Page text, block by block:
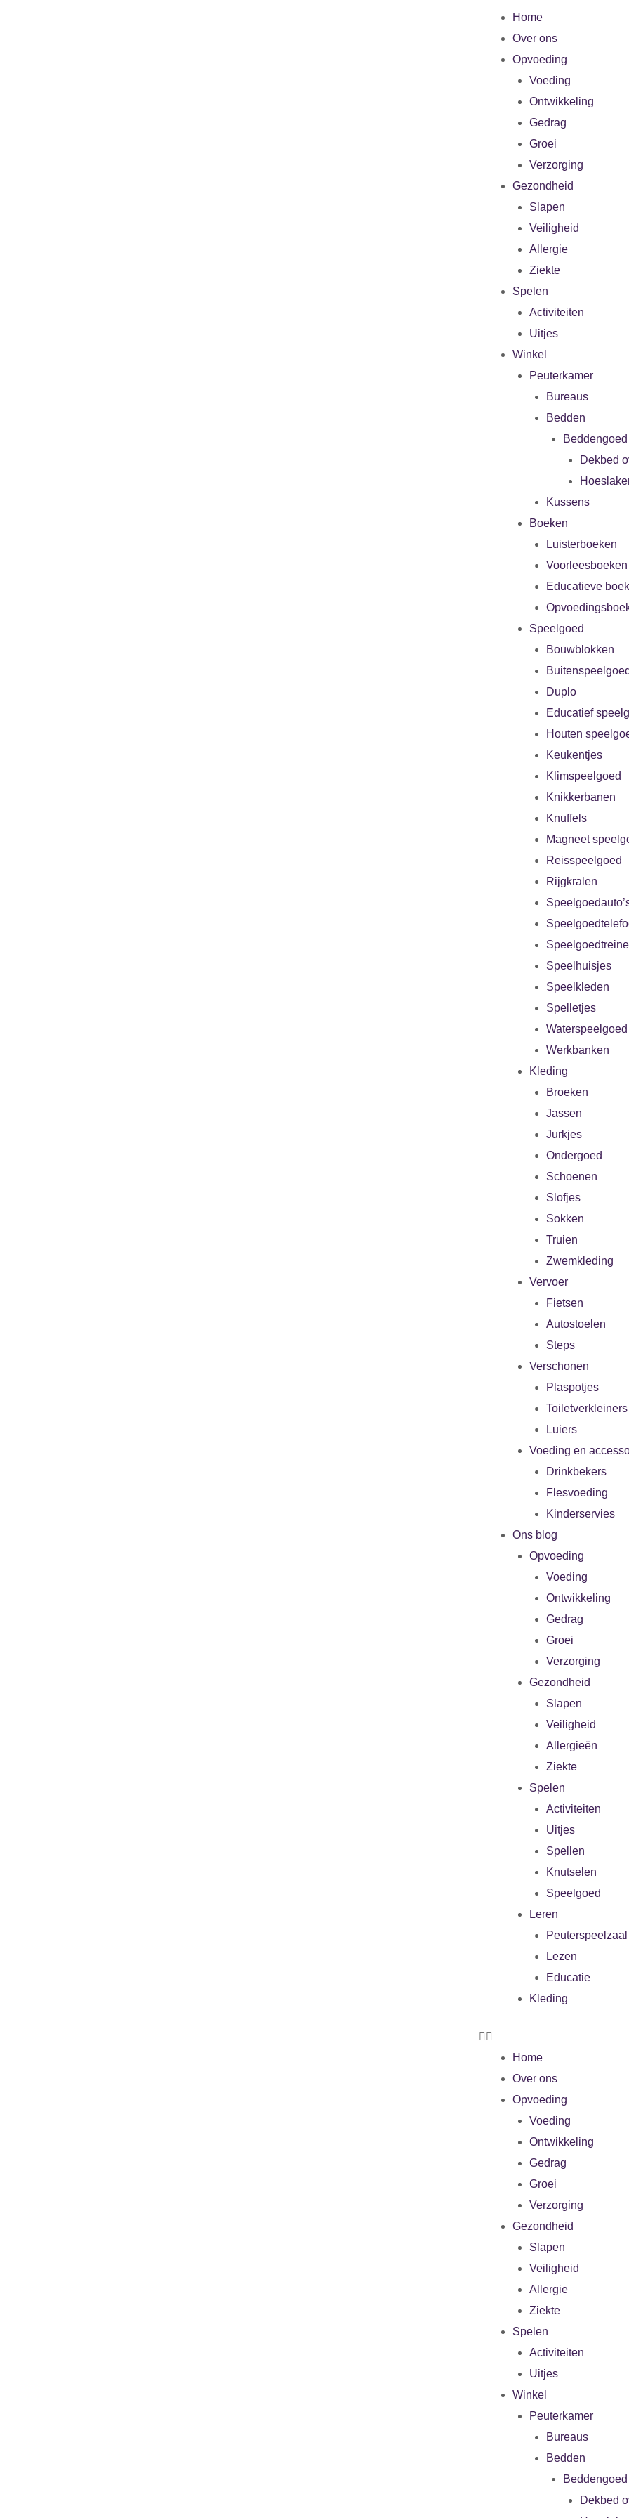
Home
Over ons
Opvoeding
Voeding
Ontwikkeling
Gedrag
Groei
Verzorging
Gezondheid
Slapen
Veiligheid
Allergie
Ziekte
Spelen
Activiteiten
Uitjes
Winkel
Peuterkamer
Bureaus
Bedden
Beddengoed
Dekbed
Kussens
Boeken
Luisterboeken
Voorleesboeken
Educatieve
Speelgoed
Bouwblokken
Duplo
Educatief
Houten
Keukentjes
Klimspeelgoed
Knikkerbanen
Knuffels
Magneet
Reisspeelgoed
Rijgkralen
Speelhuisjes
Speelkleden
Spelletjes
Waterspeelgoed
Werkbanken
Kleding
Broeken
Jassen
Jurkjes
Ondergoed
Schoenen
Slofjes
Sokken
Truien
Zwemkleding
Vervoer
Fietsen
Autostoelen
Steps
Verschonen
Plaspotjes
Toiletverkleiners
Luiers
Voeding en
Drinkbekers
Flesvoeding
Kinderservies
Ons blog
Opvoeding
Voeding
Ontwikkeling
Gedrag
Groei
Verzorging
Gezondheid
Slapen
Veiligheid
Allergieën
Ziekte
Spelen
Activiteiten
Uitjes
Spellen
Knutselen
Speelgoed
Leren
Peuterspeelzaal
Lezen
Educatie
Kleding
Home
Over ons
Opvoeding
Voeding
Ontwikkeling
Gedrag
Groei
Verzorging
Gezondheid
Slapen
Veiligheid
Allergie
Ziekte
Spelen
Activiteiten
Uitjes
Winkel
Peuterkamer
Bureaus
Bedden
Beddengoed
Dekbed